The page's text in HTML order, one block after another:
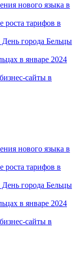
нового языка в
роста тарифов в
города Бельцы
в январе 2024
сайты в
нового языка в
роста тарифов в
города Бельцы
в январе 2024
сайты в